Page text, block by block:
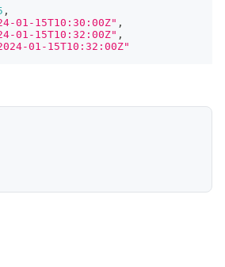
,
01-15T10:30:00Z" ,
01-15T10:32:00Z" ,
01-15T10:32:00Z"